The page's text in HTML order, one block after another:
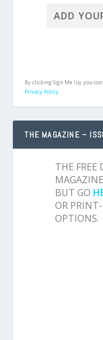
By clicking Sign Me Up, you
Privacy Policy.
THE MAGAZINE –
THE FREE
BUT GO
OR
OPTIONS.